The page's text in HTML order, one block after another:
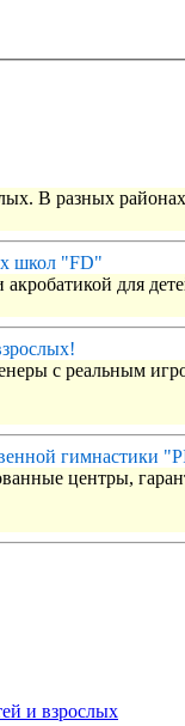
В разных
школ "FD"
для
с реальным
гимнастики
центры,
и взрослых